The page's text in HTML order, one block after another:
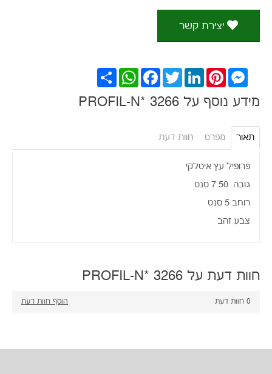
יצירת קשר
שתף
WhatsAppFacebook TwitterLinkedInPinterest
Messenger
מידע נוסף על PROFIL-N* 3266
תאור מפרט חוות דעת
פרופיל עץ איטלקי
גובה 7.50 סנט
רוחב 5 סנט
צבע זהב
חוות דעת על PROFIL-N* 3266
0 חוות דעת הוסף חוות דעת